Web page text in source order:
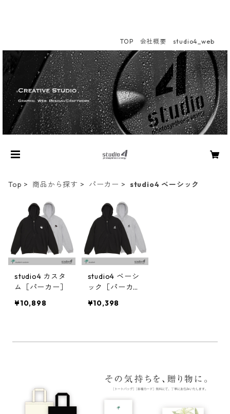
TOP 会社概要 studio4_web
Top 商品から探す パーカー studio4 ベーシック
studio4 カスタ
ム［パーカー］
¥10,898
studio4 ベーシ
ック［パーカ
¥10,398